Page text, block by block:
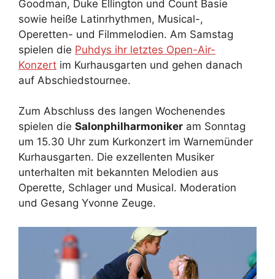
Goodman, Duke Ellington und Count Basie
sowie heiße Latinrhythmen, Musical-,
Operetten- und Filmmelodien. Am Samstag
spielen die Puhdys ihr letztes Open-Air-
Konzert im Kurhausgarten und gehen danach
auf Abschiedstournee.
Zum Abschluss des langen Wochenendes
spielen die Salonphilharmoniker am Sonntag
um 15.30 Uhr zum Kurkonzert im Warnemünder
Kurhausgarten. Die exzellenten Musiker
unterhalten mit bekannten Melodien aus
Operette, Schlager und Musical. Moderation
und Gesang Yvonne Zeuge.